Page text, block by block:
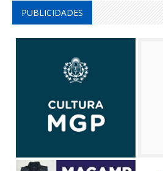
PUBLICIDADES